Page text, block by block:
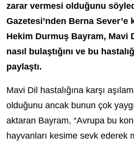
zarar vermesi olduğunu
Gazetesi’nden Berna Sever’e
Hekim Durmuş Bayram, Mavi
nasıl bulaştığını ve bu
paylaştı.
Mavi Dil hastalığına karşı
olduğunu ancak bunun çok
aktaran Bayram, “Avrupa bu
hayvanları kesime sevk ederek